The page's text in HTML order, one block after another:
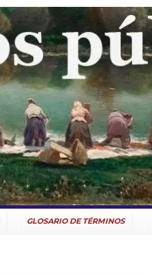
GLOSARIO DE TÉRMINOS